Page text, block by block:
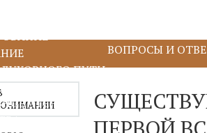
ПУТИ
ЧТЕНИЕ
ВОПРОСЫ И